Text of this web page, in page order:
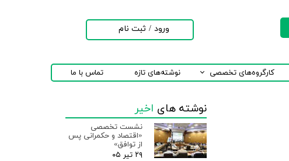
کارگروه‌های تخصصی نوشته‌های تازه تماس با ما
ورود / ثبت نام
تغییر گذر واژه
خروج از حساب
کاربری
نوشته های اخیر
نشست تخصصی
«اقتصاد و حکمرانی پس
از توافق»
۲۹ تیر ۰۵